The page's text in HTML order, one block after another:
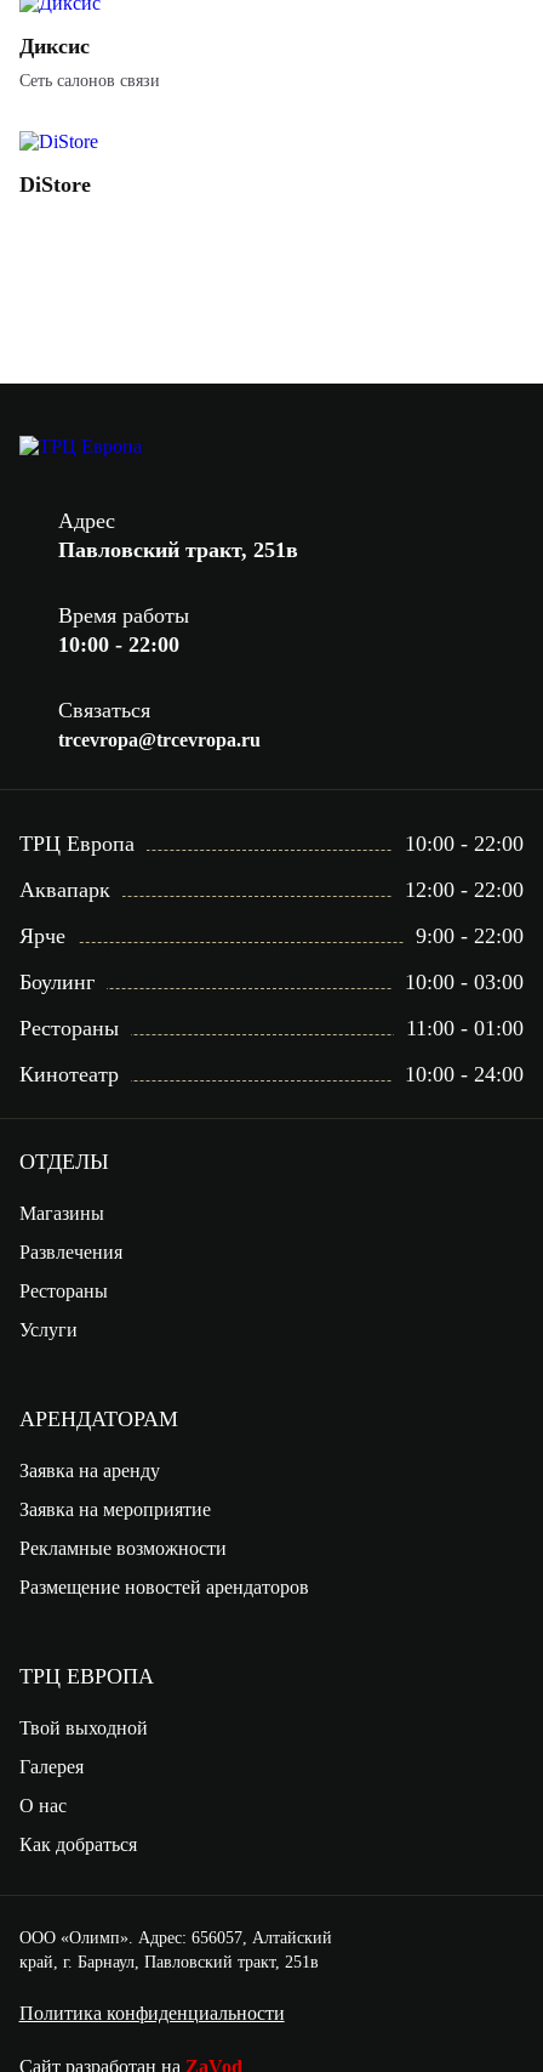
Диксис
Сеть салонов связи
DiStore
Адрес
Павловский тракт, 251в
Время работы
10:00 - 22:00
Связаться
trcevropa@trcevropa.ru
ТРЦ Европа
10:00 - 22:00
Аквапарк
12:00 - 22:00
Ярче
9:00 - 22:00
Боулинг
10:00 - 03:00
Рестораны
11:00 - 01:00
Кинотеатр
10:00 - 24:00
ОТДЕЛЫ
Магазины
Развлечения
Рестораны
Услуги
АРЕНДАТОРАМ
Заявка на аренду
Заявка на мероприятие
Рекламные возможности
Размещение новостей арендаторов
ТРЦ ЕВРОПА
Твой выходной
Галерея
О нас
Как добраться
ООО «Олимп». Адрес: 656057, Алтайский
край, г. Барнаул, Павловский тракт, 251в
Политика конфиденциальности
Сайт разработан на ZaVod